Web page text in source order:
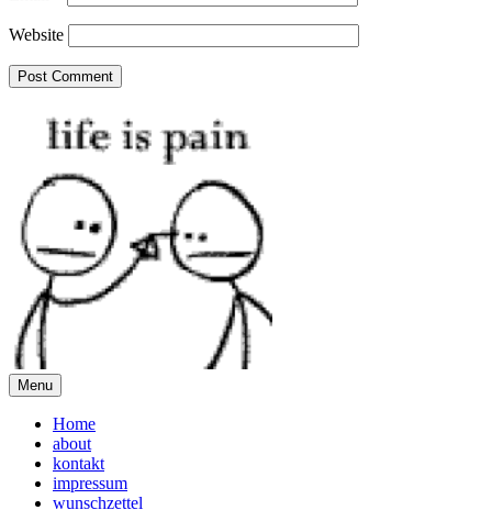
Website
Menu
Home
about
kontakt
impressum
wunschzettel